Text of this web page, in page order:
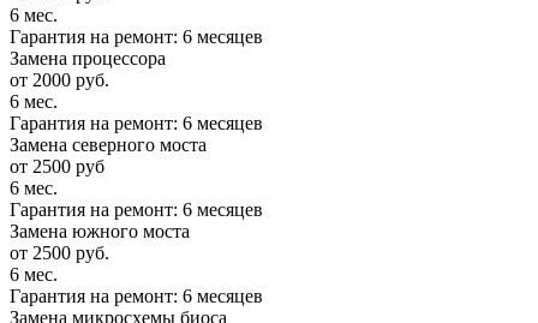
6 мес.
Гарантия на ремонт: 6 месяцев
Замена процессора
от 2000 руб.
6 мес.
Гарантия на ремонт: 6 месяцев
Замена северного моста
от 2500 руб
6 мес.
Гарантия на ремонт: 6 месяцев
Замена южного моста
от 2500 руб.
6 мес.
Гарантия на ремонт: 6 месяцев
Замена микросхемы биоса